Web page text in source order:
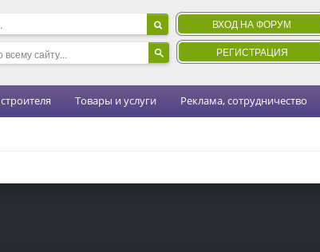
ВХОД НА ФОРУМ
РЕГИСТРАЦИЯ
Товары и услуги Реклама, сотрудничество